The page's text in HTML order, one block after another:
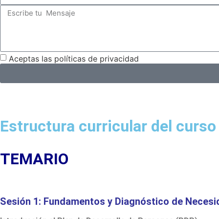
Aceptas las políticas de privacidad
Estructura curricular del curso
TEMARIO
Sesión 1: Fundamentos y Diagnóstico de